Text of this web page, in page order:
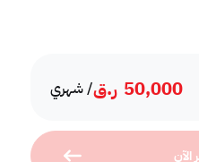
50,000 ر.ق/ شهري
الآن